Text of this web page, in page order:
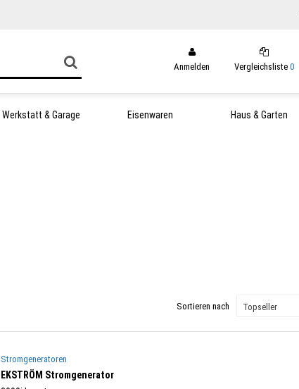
Anmelden Vergleichsliste 0
Werkstatt & Garage Eisenwaren Haus & Garten
Sortieren nach
Stromgeneratoren
EKSTRÖM Stromgenerator